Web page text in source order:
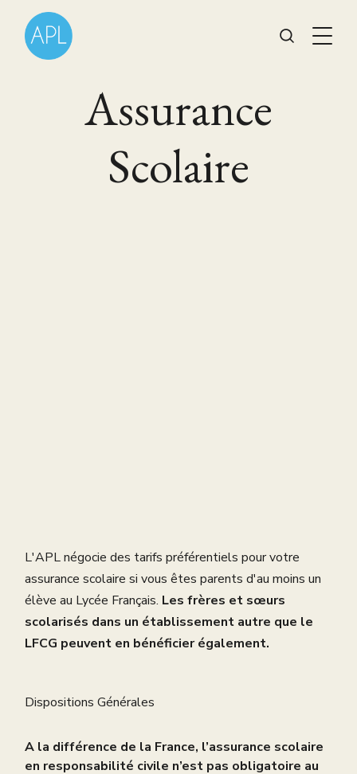
Assurance
Scolaire
L'APL négocie des tarifs préférentiels pour votre
assurance scolaire si vous êtes parents d'au moins un
élève au Lycée Français. Les frères et sœurs
scolarisés dans un établissement autre que le
LFCG peuvent en bénéficier également.
Dispositions Générales
A la différence de la France, l’assurance scolaire
en responsabilité civile n’est pas obligatoire au